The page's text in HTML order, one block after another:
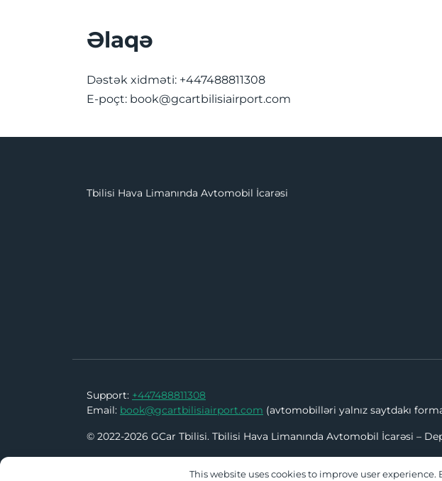
Əlaqə
Dəstək xidməti: +447488811308
E-poçt: book@gcartbilisiairport.com
Tbilisi Hava Limanında Avtomobil İcarəsi
Support: +447488811308
Email: book@gcartbilisiairport.com (avtomobilləri yalnız saytdakı
© 2022-2026 GCar Tbilisi. Tbilisi Hava Limanında Avtomobil İcarəsi –
This website uses cookies to improve user